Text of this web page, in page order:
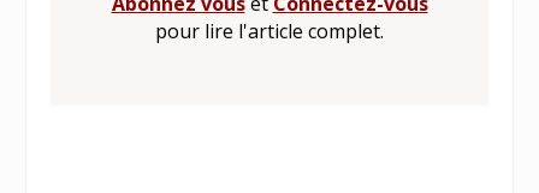
pour lire l'article complet.